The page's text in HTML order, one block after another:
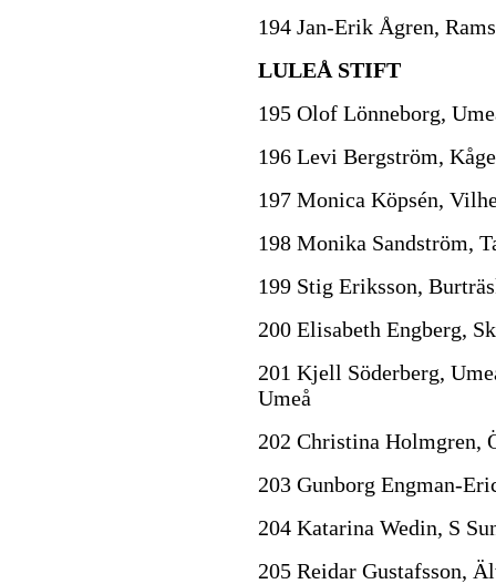
194 Jan-Erik Ågren,
LULEÅ STIFT
195 Olof Lönneborg,
196 Levi Bergström, Kåge
197 Monica Köpsén,
198 Monika Sandström,
199 Stig Eriksson,
200 Elisabeth Engberg,
201 Kjell Söderberg,
Umeå
202 Christina Holmgren,
203 Gunborg Engman-
204 Katarina Wedin, S
205 Reidar Gustafsson,